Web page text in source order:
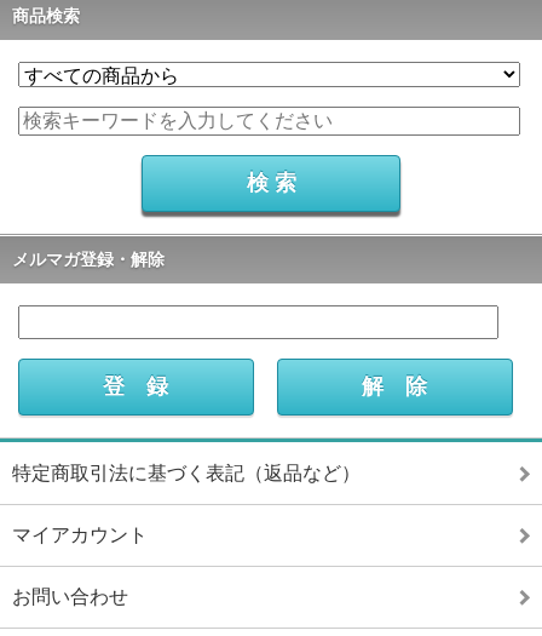
商品検索
メルマガ登録・解除
特定商取引法に基づく表記（返品など）
マイアカウント
お問い合わせ